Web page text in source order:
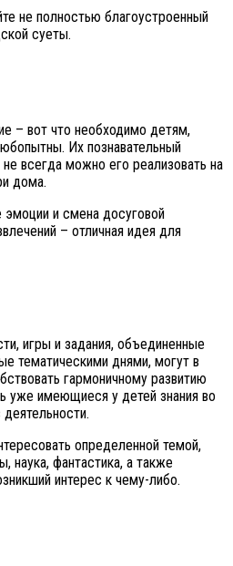
не полностью благоустроенный
суеты.
– вот что необходимо детям,
Их познавательный
всегда можно его реализовать на
дома.
и смена досуговой
– отличная идея для
игры и задания, объединенные
тематическими днями, могут в
гармоничному развитию
уже имеющиеся у детей знания во
определенной темой,
наука, фантастика, а также
интерес к чему-либо.